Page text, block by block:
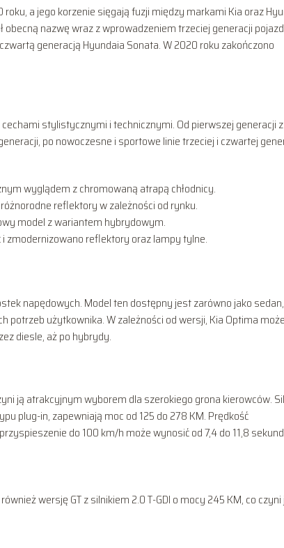
a jego korzenie sięgają fuzji między markami Kia oraz
nazwę wraz z wprowadzeniem trzeciej generacji
generacją Hyundaia Sonata. W 2020 roku zakończono
stylistycznymi i technicznymi. Od pierwszej generacji z
po nowoczesne i sportowe linie trzeciej i czwartej
wyglądem z chromowaną atrapą chłodnicy.
reflektory w zależności od rynku.
model z wariantem hybrydowym.
zmodernizowano reflektory oraz lampy tylne.
napędowych. Model ten dostępny jest zarówno jako
użytkownika. W zależności od wersji, Kia Optima
diesle, aż po hybrydy.
ją atrakcyjnym wyborem dla szerokiego grona kierowców.
plug-in, zapewniają moc od 125 do 278 KM. Prędkość
do 100 km/h może wynosić od 7,4 do 11,8
wersję GT z silnikiem 2.0 T-GDI o mocy 245 KM, co czyni